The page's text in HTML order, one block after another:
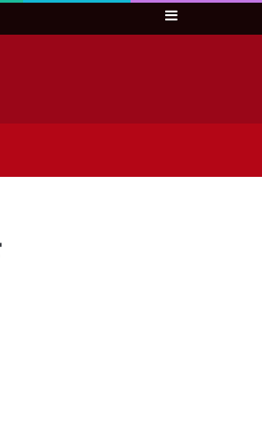
Sidebar